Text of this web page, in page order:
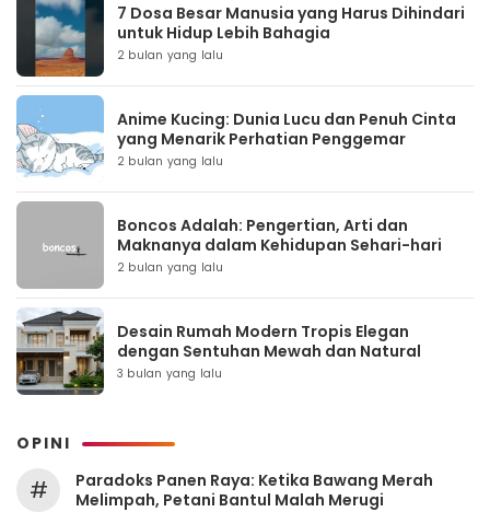
7 Dosa Besar Manusia yang Harus Dihindari
untuk Hidup Lebih Bahagia
2 bulan yang lalu
Anime Kucing: Dunia Lucu dan Penuh Cinta
yang Menarik Perhatian Penggemar
2 bulan yang lalu
Boncos Adalah: Pengertian, Arti dan
Maknanya dalam Kehidupan Sehari-hari
2 bulan yang lalu
Desain Rumah Modern Tropis Elegan
dengan Sentuhan Mewah dan Natural
3 bulan yang lalu
OPINI
#
Paradoks Panen Raya: Ketika Bawang Merah
Melimpah, Petani Bantul Malah Merugi